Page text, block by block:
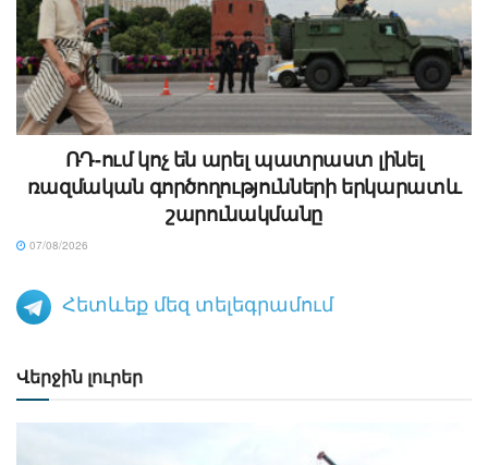
ՌԴ-ում կոչ են արել պատրաստ լինել
ռազմական գործողությունների երկարատև
շարունակմանը
07/08/2026
Հետևեք մեզ տելեգրամում
Վերջին լուրեր